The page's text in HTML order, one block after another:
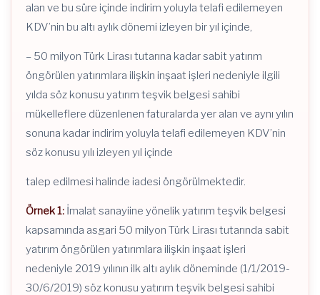
alan ve bu süre içinde indirim yoluyla telafi edilemeyen
KDV’nin bu altı aylık dönemi izleyen bir yıl içinde,
– 50 milyon Türk Lirası tutarına kadar sabit yatırım
öngörülen yatırımlara ilişkin inşaat işleri nedeniyle ilgili
yılda söz konusu yatırım teşvik belgesi sahibi
mükelleflere düzenlenen faturalarda yer alan ve aynı yılın
sonuna kadar indirim yoluyla telafi edilemeyen KDV’nin
söz konusu yılı izleyen yıl içinde
talep edilmesi halinde iadesi öngörülmektedir.
Örnek 1: İmalat sanayiine yönelik yatırım teşvik belgesi
kapsamında asgari 50 milyon Türk Lirası tutarında sabit
yatırım öngörülen yatırımlara ilişkin inşaat işleri
nedeniyle 2019 yılının ilk altı aylık döneminde (1/1/2019-
30/6/2019) söz konusu yatırım teşvik belgesi sahibi